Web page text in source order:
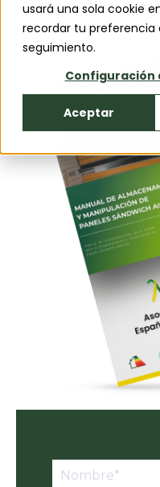
usará una sola cookie
recordar tu preferencia
seguimiento.
Configuración
Aceptar
¡Completa el
documento técnico!